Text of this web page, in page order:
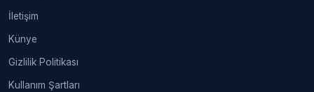
İletişim
Künye
Gizlilik Politikası
Kullanım Şartları